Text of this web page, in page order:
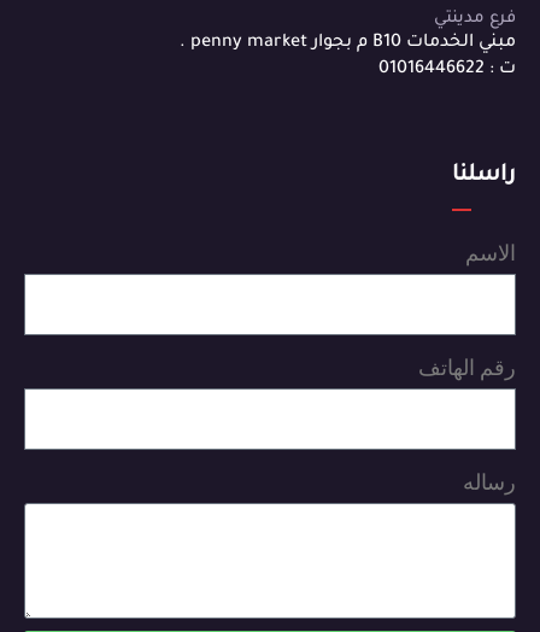
فرع مدينتي
مبني الخدمات B10 م بجوار penny market .
ت : 01016446622
راسلنا
الاسم
رقم الهاتف
رساله